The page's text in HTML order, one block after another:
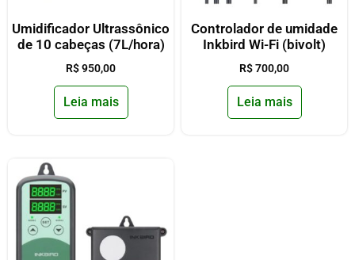
Umidificador Ultrassônico
de 10 cabeças (7L/hora)
R$950,00
Leia mais
Controlador de umidade
Inkbird Wi-Fi (bivolt)
R$700,00
Leia mais